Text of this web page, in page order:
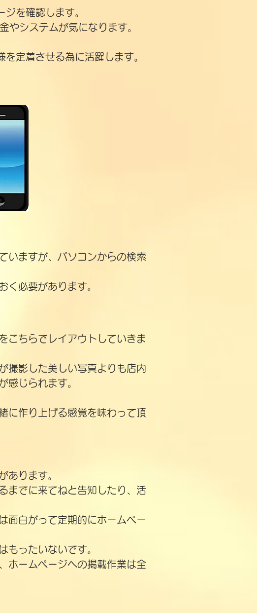
を確認します。
システムが気になります。
定着させる為に活躍します。
いますが、パソコンからの検索
く必要があります。
こちらでレイアウトしていきま
撮影した美しい写真よりも店内
感じられます。
に作り上げる感覚を味わって頂
あります。
までに来てねと告知したり、活
面白がって定期的にホームペー
もったいないです。
ホームページへの掲載作業は全